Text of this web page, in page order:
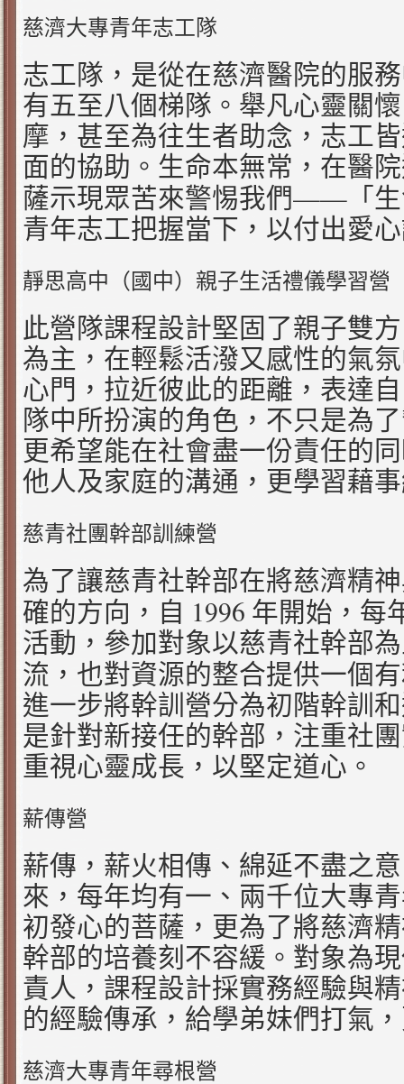
慈濟大專青年志工隊
志工隊，是從在慈濟醫院的服
有五至八個梯隊。舉凡心靈關
摩，甚至為往生者助念，志工
面的協助。生命本無常，在醫
薩示現眾苦來警惕我們—— 「
青年志工把握當下，以付出愛
靜思高中（國中）親子生活禮儀學習營
此營隊課程設計堅固了親子雙
為主，在輕鬆活潑又感性的氣
心門，拉近彼此的距離，表達
隊中所扮演的角色，不只是為
更希望能在社會盡一份責任的
他人及家庭的溝通，更學習藉
慈青社團幹部訓練營
為了讓慈青社幹部在將慈濟精
確的方向，自 1996 年開始，每
活動，參加對象以慈青社幹部
流，也對資源的整合提供一個
進一步將幹訓營分為初階幹訓
是針對新接任的幹部，注重社
重視心靈成長，以堅定道心。
薪傳營
薪傳，薪火相傳、綿延不盡之
來，每年均有一、兩千位大專
初發心的菩薩，更為了將慈濟
幹部的培養刻不容緩。對象為
責人，課程設計採實務經驗與
的經驗傳承，給學弟妹們打氣
慈濟大專青年尋根營